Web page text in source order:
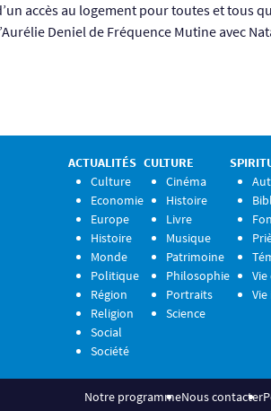
accès au logement pour toutes et tous
Deniel de Fréquence Mutine avec
ACTUALITÉS
Culture
Economie
Europe
Histoire
Monde
Politique
Région
Religion
Social
Société
CULTURE
Cinéma
Histoire
Livre
Musique
Patrimoine
Philosophie
Portraits
Science
Vie
Notre programmeNous contacter